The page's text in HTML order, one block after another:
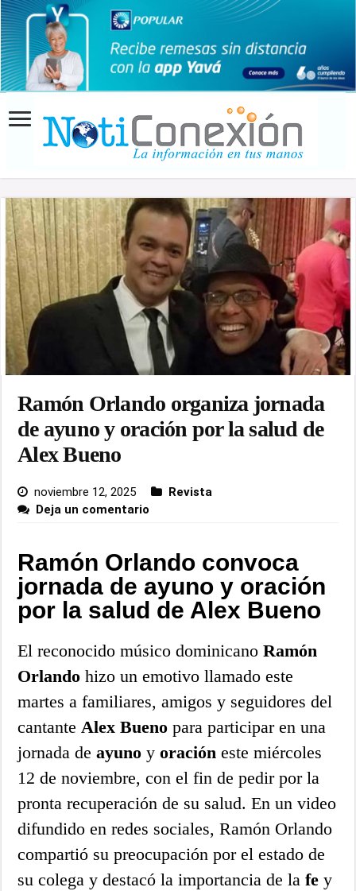
Ramón Orlando organiza jornada
de ayuno y oración por la salud de
Alex Bueno
noviembre 12, 2025
Revista
Deja un comentario
Ramón Orlando convoca
jornada de ayuno y oración
por la salud de Alex Bueno
El reconocido músico dominicanoRamón
Orlando hizo un emotivo llamado este
martes a familiares, amigos y seguidores del
cantanteAlex Bueno para participar en una
jornada deayuno yoración este miércoles
12 de noviembre, con el fin de pedir por la
pronta recuperación de su salud. En un video
difundido en redes sociales, Ramón Orlando
compartió su preocupación por el estado de
su colega y destacó la importancia de lafe y